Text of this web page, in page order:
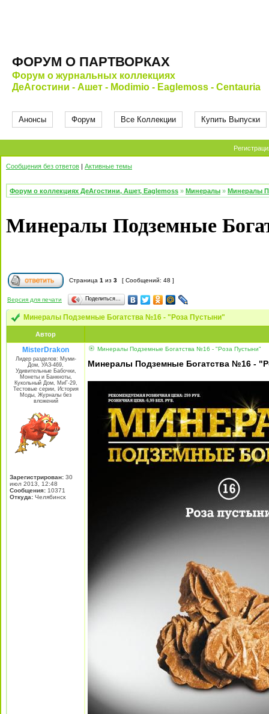
ФОРУМ О ПАРТВОРКАХ
Форум о журнальных коллекциях
ДеАгостини - Ашет - Modimio - Eaglemoss - Centauria
Анонсы Форум Все Коллекции Купить Выпуски
Сообщения без ответов | Активные темы
Форум о коллекциях ДеАгостини, Ашет, Eaglemoss » Минералы » Минералы
Минералы Подземные
Страница 1 из 3 [ Сообщений: 48 ]
Версия для печати Поделиться…
Минералы Подземные Богатства №16 - "Роза Пустыни"
Автор
MisterDrakon
Лидер разделов: Муми-
Дом, УАЗ-469,
Удивительные Бабочки,
Монеты и Банкноты,
Кукольный Дом, МиГ-29,
Тестовые серии, История
Моды, Журналы без
вложений
Зарегистрирован: 30
июл 2013, 12:48
Сообщения: 10371
Откуда: Челябинск
Минералы Подземные Богатства №16 - "Роза Пустыни"
Минералы Подземные Богатства №16 -